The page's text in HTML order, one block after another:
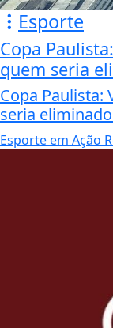
Esporte
Copa
quem seria
Copa Paulista:
seria
Esporte em Ação